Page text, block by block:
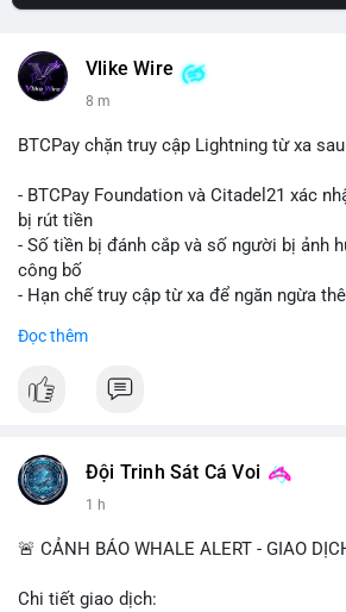
Vlike Wire
8 m
BTCPay chặn truy cập Lightning từ xa
- BTCPay Foundation và Citadel21 xác
bị rút tiền
- Số tiền bị đánh cắp và số người bị ảnh
công bố
- Hạn chế truy cập từ xa để ngăn ngừa
#binancesquare
$btc
📰 Nguồn: Cointelegraph
Đọc thêm
Đội Trinh Sát Cá Voi
1 h
🚨 CẢNH BÁO WHALE ALERT - GIAO
Chi tiết giao dịch: